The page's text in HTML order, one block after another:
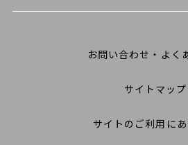
お問い合わせ・よく
サイトマップ
サイトのご利用に